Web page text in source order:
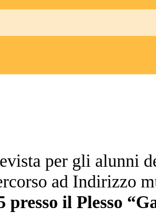
per gli alunni
ad Indirizzo
presso il Plesso